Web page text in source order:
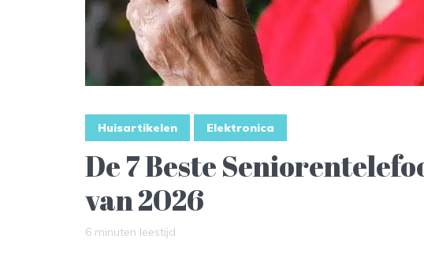
Huisartikelen Elektronica
De 7 Beste
van 2026
6 minuten leestijd